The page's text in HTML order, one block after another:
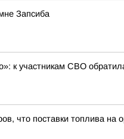
Запсиба
к участникам СВО
что поставки топлива на